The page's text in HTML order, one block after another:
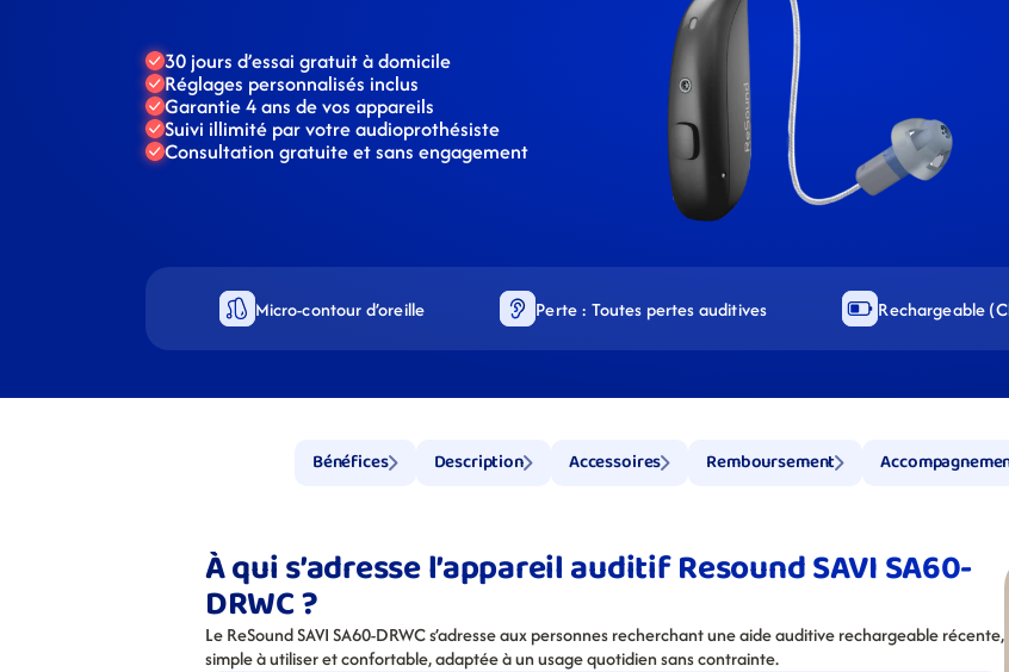
30 jours d’essai gratuit à domicile
Réglages personnalisés inclus
Garantie 4 ans de vos appareils
Suivi illimité par votre audioprothésiste
Consultation gratuite et sans engagement
Micro-contour d’oreille Perte : Toutes pertes auditives Rechargeable
Bénéfices Description Accessoires Remboursement
À qui s’adresse l’appareil auditif Resound SAVI SA60-
DRWC ?
Le ReSound SAVI SA60-DRWC s’adresse aux personnes recherchant une aide auditive rechargeable récente,
simple à utiliser et confortable, adaptée à un usage quotidien sans contrainte.